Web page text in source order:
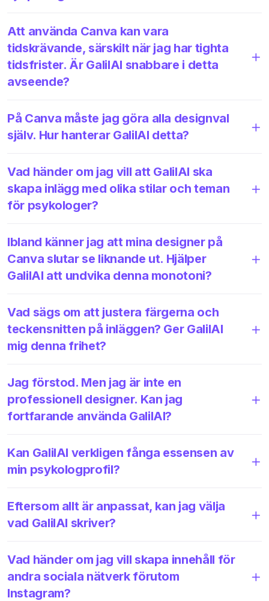
Att använda Canva kan vara
tidskrävande, särskilt när jag har tighta
tidsfrister. Är GalilAI snabbare i detta
avseende?
På Canva måste jag göra alla designval
själv. Hur hanterar GalilAI detta?
Vad händer om jag vill att GalilAI ska
skapa inlägg med olika stilar och teman
för psykologer?
Ibland känner jag att mina designer på
Canva slutar se liknande ut. Hjälper
GalilAI att undvika denna monotoni?
Vad sägs om att justera färgerna och
teckensnitten på inläggen? Ger GalilAI
mig denna frihet?
Jag förstod. Men jag är inte en
professionell designer. Kan jag
fortfarande använda GalilAI?
Kan GalilAI verkligen fånga essensen av
min psykologprofil?
Eftersom allt är anpassat, kan jag välja
vad GalilAI skriver?
Vad händer om jag vill skapa innehåll för
andra sociala nätverk förutom
Instagram?